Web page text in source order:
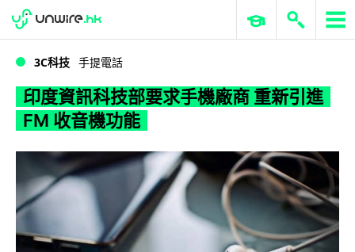
WWDC 2026 ERP 與商業 AI
3C科技 手提電話
印度資訊科技部要求手機廠商 重新引進
FM 收音機功能